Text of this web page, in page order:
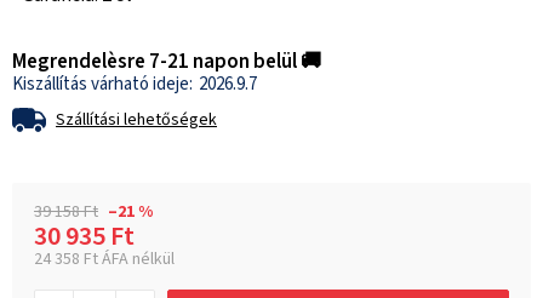
Megrendelèsre 7-21 napon belül 🚚
2026.9.7
Szállítási lehetőségek
39 158 Ft –21 %
30 935 Ft
24 358 Ft ÁFA nélkül